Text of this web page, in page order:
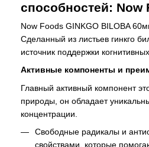
способностей: Now
Now Foods GINKGO BILOBA
Сделанный из листьев гинкго
источник поддержки
Активные компоненты и
Главный активный компонент
природы, он обладает
концентрации.
Свободные радикалы и
свойствами, которые